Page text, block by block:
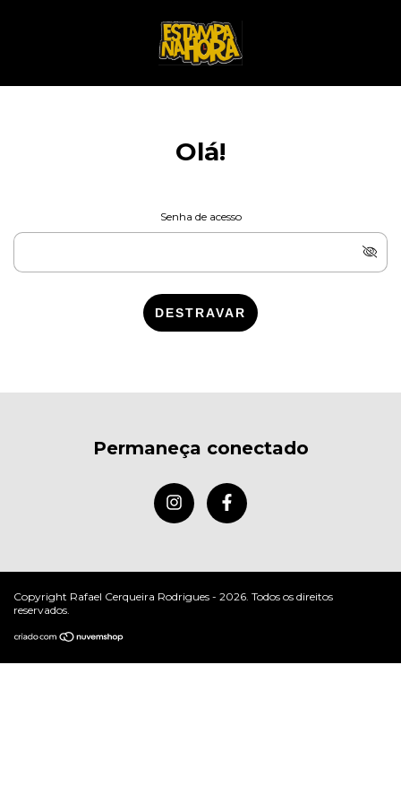
Olá!
Senha de acesso
DESTRAVAR
Permaneça conectado
Copyright Rafael Cerqueira Rodrigues - 2026. Todos os direitos
reservados.